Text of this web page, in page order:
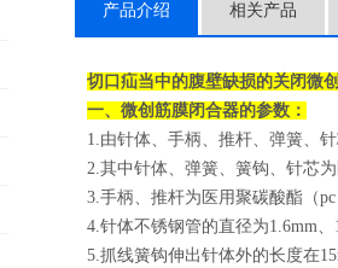
产品介绍 相关产品
切口疝当中的腹壁缺损的关闭微
一、微创筋膜闭合器的参数：
1.由针体、手柄、推杆、弹簧、
2.其中针体、弹簧、簧钩、针芯
3.手柄、推杆为医用聚碳酸酯（pc
4.针体不锈钢管的直径为1.6mm
5.抓线簧钩伸出针体外的长度在